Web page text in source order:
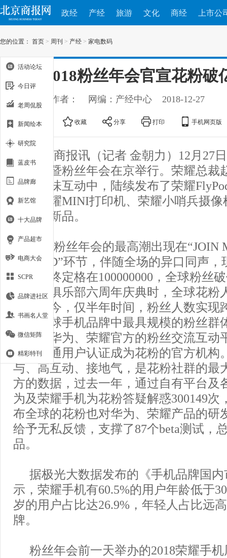
政经 产经 旅游 文化 商经 上市公
您的位置： 首页 > 周刊 > 产经 > 家电数码
荣耀2018粉丝年会官宣花粉破
出处： 作者： 网编：产经中心 2018-12-27
大 中 收藏 分享 打印 手机网页版
北京商报讯（记者 金朝力）12月27
周年庆暨粉丝年会在京举行。荣耀总裁
粉的趣味互动中，陆续发布了荣耀
机、荣耀MINI打印机、荣耀小哨兵摄像
款潮流新品。
本场粉丝年会的最高潮出现在“JOIN
WORLD”环节，伴随全场的异口同声，
数字最终定格在100000000，全球粉丝
日花粉俱乐部六周年庆典时，全球花粉
人；如今，仅半年时间，粉丝人数实现
成为全球手机品牌中最具规模的粉丝群
乐部是华为、荣耀官方的粉丝交流互动
者从普通用户认证成为花粉的官方机构
与、高互动、接地气，是花粉社群的最
方的数据，过去一年，通过自有平台及
为及荣耀手机为花粉答疑解惑300149次
布全球的花粉也对华为、荣耀产品的研
给予无私反馈，支撑了87个beta测试，
品。
据极光大数据发布的《手机品牌国
示，荣耀手机有60.5%的用户年龄低于
岁的用户占比达26.9%，年轻人占比远
牌。
粉丝年会前一天举办的2018荣耀手
活动论坛
今日评
老周侃股
新闻绘本
研究院
蓝皮书
品牌廊
新艺馆
十大品牌
产品超市
电商大会
SCPR
品牌进社区
书画名人堂
微信矩阵
精彩特刊